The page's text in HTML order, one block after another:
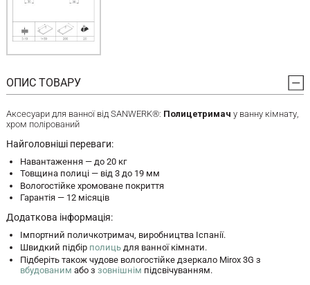
ОПИС ТОВАРУ
Аксесуари для ванної від SANWERK®: Полицетримач у ванну кімнату,
хром полірований
Найголовніші переваги:
Навантаження — до 20 кг
Товщина полиці — від 3 до 19 мм
Вологостійке хромоване покриття
Гарантія — 12 місяців
Додаткова інформація:
Імпортний поличкотримач, виробництва Іспанії.
Швидкий підбір полицьдля ванної кімнати.
Підберіть також чудове вологостійке дзеркало Mirox 3G з
вбудованим або з зовнішнім підсвічуванням.